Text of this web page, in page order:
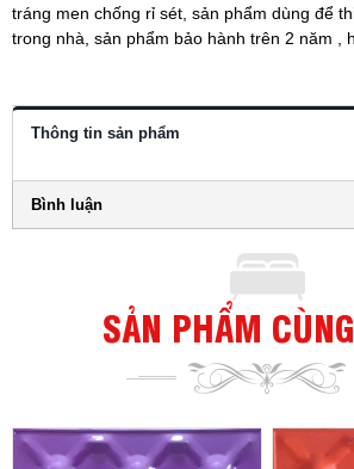
tráng men chống rỉ sét, sản phẩm dùng để
trong nhà, sản phẩm bảo hành trên 2 năm ,
Thông tin sản phẩm
Bình luận
SẢN PHẨM